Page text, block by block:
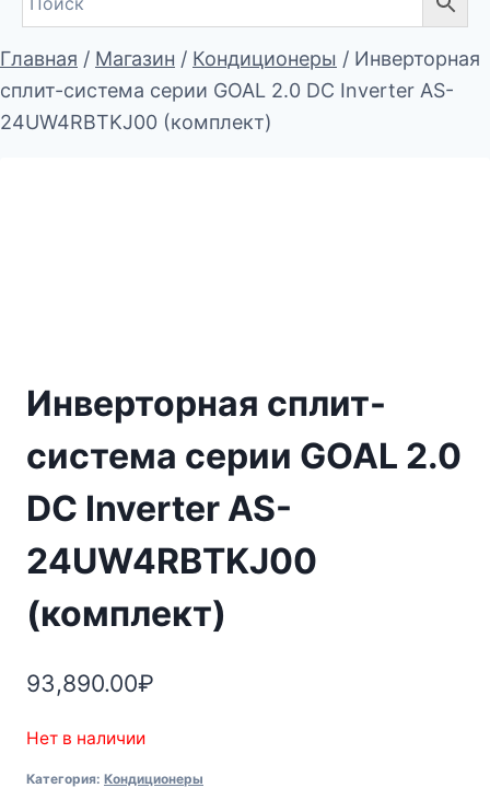
Главная / Магазин / Кондиционеры / Инверторная
сплит-система серии GOAL 2.0 DC Inverter AS-
24UW4RBTKJ00 (комплект)
Инверторная сплит-
система серии GOAL 2.0
DC Inverter AS-
24UW4RBTKJ00
(комплект)
93,890.00₽
Нет в наличии
Категория: Кондиционеры